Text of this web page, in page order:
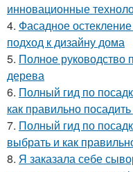
инновационные
4. Фасадное
подход к дизайну дома
5. Полное руководство
дерева
6. Полный гид по
как правильно
7. Полный гид по
выбрать и как
8. Я заказала себе